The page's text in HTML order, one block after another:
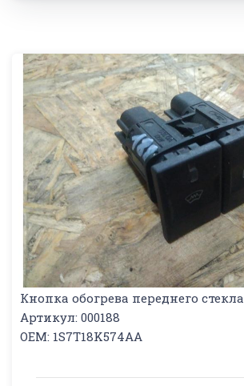
Кнопка обогрева переднего стекла
Артикул: 000188
OEM: 1S7T18K574AA